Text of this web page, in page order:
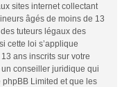
sites internet collectant
âgés de moins de 13
tuteurs légaux des
cette loi s’applique
ans inscrits sur votre
conseiller juridique qui
Limited et que les